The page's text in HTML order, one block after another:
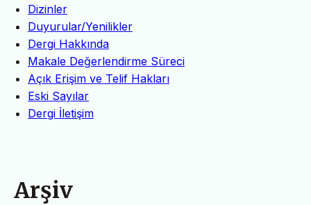
Dizinler
Duyurular/Yenilikler
Dergi Hakkında
Makale Değerlendirme Süreci
Açık Erişim ve Telif Hakları
Eski Sayılar
Dergi İletişim
Arşiv